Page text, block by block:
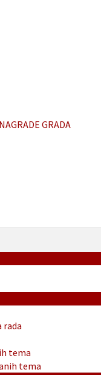
GRADA
rada
tema
tema